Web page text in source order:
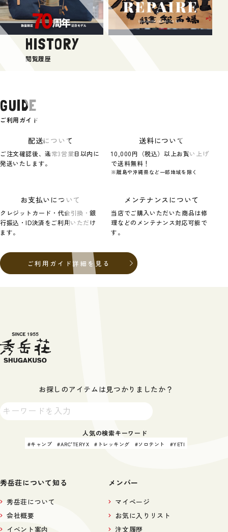
HISTORY
閲覧履歴
GUIDE
ご利用ガイド
配送について
ご注文確認後、通常3営業日以内に
発送いたします。
送料について
10,000円（税込）以上お買い上げ
で送料無料！
※離島や沖縄県など一部地域を除く
お支払いについて
クレジットカード・代金引換・銀
行振込・ID決済をご利用いただけ
ます。
メンテナンスについて
当店でご購入いただいた商品は修
理などのメンテナンス対応可能で
す。
ご利用ガイド詳細を見る
お探しのアイテムは見つかりましたか？
人気の検索キーワード
キャンプ ARC'TERYX トレッキング ソロテント YETI
秀岳荘について知る
秀岳荘について
会社概要
イベント案内
メンバー
マイページ
お気に入りリスト
注文履歴